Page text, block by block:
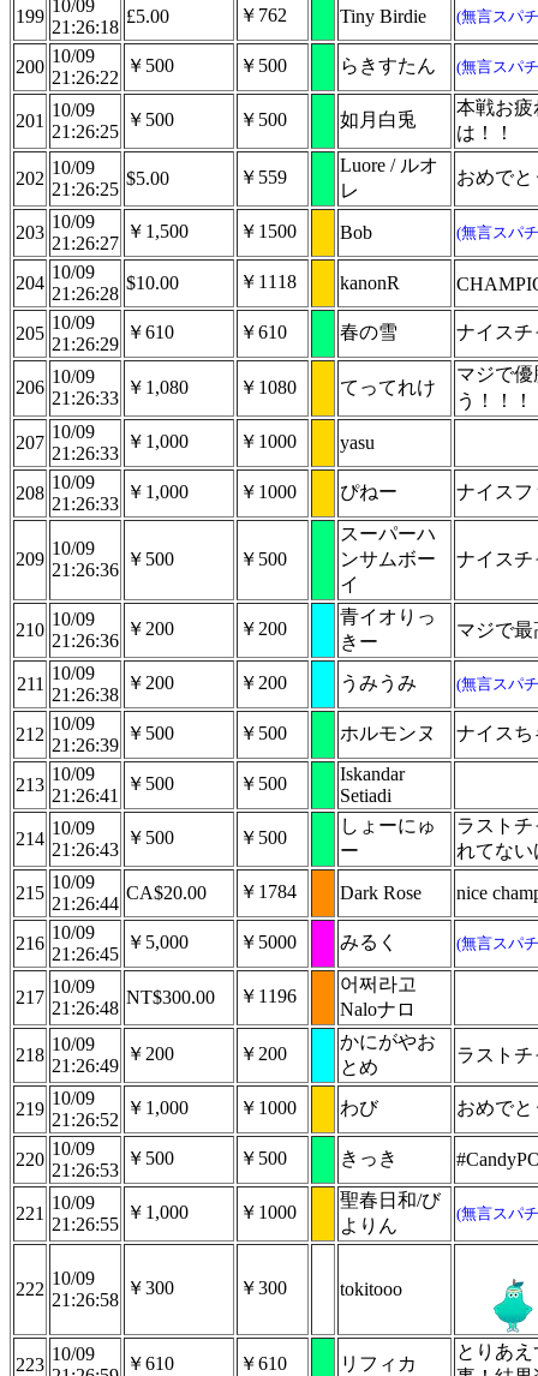
199
10/09
21:26:18
£5.00 ￥762 Tiny Birdie (無言スパ
200
10/09
21:26:22
￥500 ￥500 らきすたん (無言スパ
201
10/09
21:26:25
￥500 ￥500 如月白兎
本戦お疲
は！！
202
10/09
21:26:25
$5.00 ￥559
Luore / ルオ
レ
おめで
203
10/09
21:26:27
￥1,500 ￥1500 Bob (無言スパ
204
10/09
21:26:28
$10.00 ￥1118 kanonR
205
10/09
21:26:29
￥610 ￥610 春の雪 ナイスチ
206
10/09
21:26:33
￥1,080 ￥1080 てってれけ
マジで
う！！！
207
10/09
21:26:33
￥1,000 ￥1000 yasu
208
10/09
21:26:33
￥1,000 ￥1000 ぴねー ナイスフ
209
10/09
21:26:36
￥500 ￥500
スーパーハ
ンサムボー
イ
ナイスチ
210
10/09
21:26:36
￥200 ￥200
青イオりっ
きー
マジで
211
10/09
21:26:38
￥200 ￥200 うみうみ (無言スパ
212
10/09
21:26:39
￥500 ￥500 ホルモンヌ ナイスち
213
10/09
21:26:41
￥500 ￥500
Iskandar
Setiadi
214
10/09
21:26:43
￥500 ￥500
しょーにゅ
ー
ラスト
れてない
215
10/09
21:26:44
CA$20.00 ￥1784 Dark Rose nice
216
10/09
21:26:45
￥5,000 ￥5000 みるく (無言スパ
217
10/09
21:26:48
NT$300.00 ￥1196
어쩌라고
Naloナロ
218
10/09
21:26:49
￥200 ￥200
かにがやお
とめ
ラスト
219
10/09
21:26:52
￥1,000 ￥1000 わび おめでと
220
10/09
21:26:53
￥500 ￥500 きっき
221
10/09
21:26:55
￥1,000 ￥1000
聖春日和/び
よりん
(無言スパ
222
10/09
21:26:58
￥300 ￥300 tokitooo
223
10/09
￥610 ￥610 リフィカ
とりあ